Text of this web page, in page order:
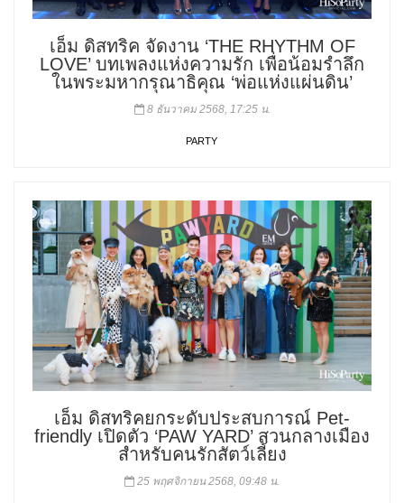
เอ็ม ดิสทริค จัดงาน ‘THE RHYTHM OF
LOVE’ บทเพลงแห่งความรัก เพื่อน้อมรำลึก
ในพระมหากรุณาธิคุณ ‘พ่อแห่งแผ่นดิน’
8 ธันวาคม 2568, 17:25 น.
PARTY
เอ็ม ดิสทริคยกระดับประสบการณ์ Pet-
friendly เปิดตัว ‘PAW YARD’ สวนกลางเมือง
สำหรับคนรักสัตว์เลี้ยง
25 พฤศจิกายน 2568, 09:48 น.